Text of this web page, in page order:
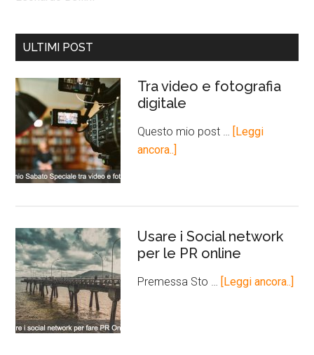
ULTIMI POST
Tra video e fotografia
digitale
Questo mio post …
[Leggi
ancora..]
Usare i Social network
per le PR online
Premessa Sto … [Leggi ancora..]